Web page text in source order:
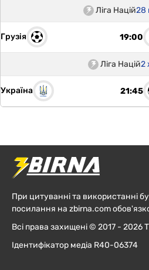
Ліга Націй28
Грузія 19:00
Ліга Націй2
Україна 21:45
При цитуванні та використанні
посилання на zbirna.com
Всі права захищені © 2017 -
Ідентифікатор медіа R40-06374